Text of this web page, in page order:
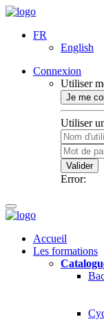
FR
English
Connexion
Utiliser
Je me
Utiliser
Valider
Error:
Accueil
Les formations